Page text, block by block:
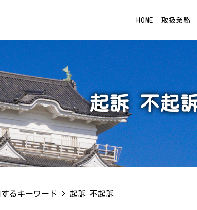
HOME 取扱業務
起訴 不起
るキーワード > 起訴 不起訴